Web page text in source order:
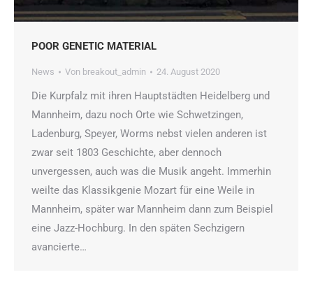
POOR GENETIC MATERIAL
News Von breakout_admin 24. August 2020
Die Kurpfalz mit ihren Hauptstädten Heidelberg und
Mannheim, dazu noch Orte wie Schwetzingen,
Ladenburg, Speyer, Worms nebst vielen anderen ist
zwar seit 1803 Geschichte, aber dennoch
unvergessen, auch was die Musik angeht. Immerhin
weilte das Klassikgenie Mozart für eine Weile in
Mannheim, später war Mannheim dann zum Beispiel
eine Jazz-Hochburg. In den späten Sechzigern
avancierte…